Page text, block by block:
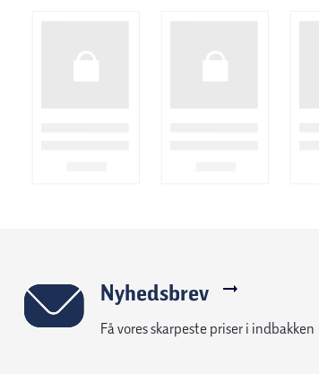
Nyhedsbrev
Få vores skarpeste priser i indbakken